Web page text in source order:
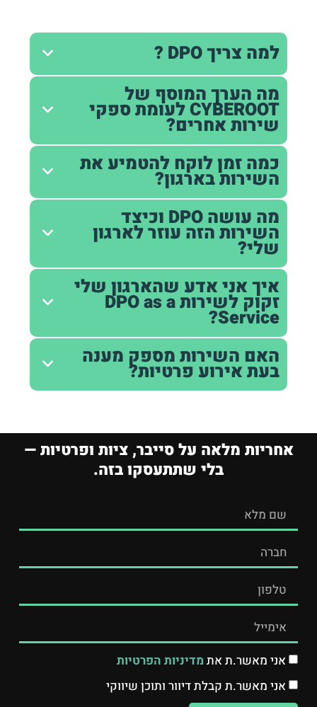
למה צריך DPO ?
מה הערך המוסף של
CYBEROOT לעומת ספקי
שירות אחרים?
כמה זמן לוקח להטמיע את
השירות בארגון?
מה עושה DPO וכיצד
השירות הזה עוזר לארגון
שלי?
איך אני אדע שהארגון שלי
זקוק לשירות DPO as a
Service?
האם השירות מספק מענה
בעת אירוע פרטיות?
אחריות מלאה על סייבר, ציות ופרטיות —
בלי שתתעסקו בזה.
אני מאשר.ת את מדיניות הפרטיות
אני מאשר.ת קבלת דיוור ותוכן שיווקי